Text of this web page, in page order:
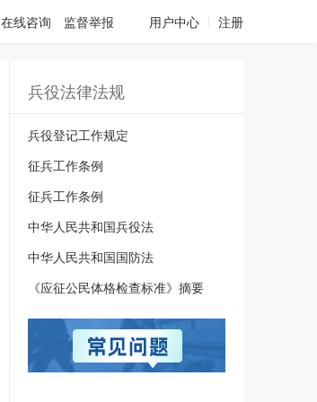
在线咨询 监督举报 用户中心 注册
兵役法律法规
兵役登记工作规定
征兵工作条例
征兵工作条例
中华人民共和国兵役法
中华人民共和国国防法
《应征公民体格检查标准》摘要